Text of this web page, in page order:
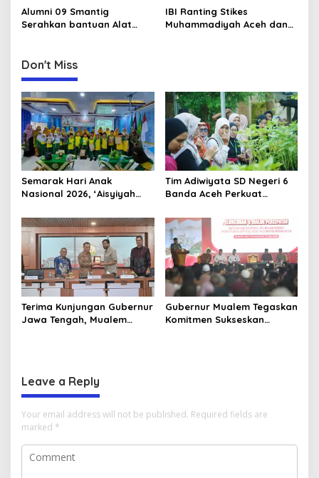
o
Aceh Bahas Kurikulum
Pendidikan Damai
Internasional di Malaysia
Alumni 09 Smantig
Serahkan bantuan Alat
IBI Ranting Stikes
Muhammadiyah Aceh dan
Don't Miss
Semarak Hari Anak
Nasional 2026, ‘Aisyiyah
Perlombaan Kreatif di
Universitas Ahmad Dahlan
Aceh
Tim Adiwiyata SD Negeri 6
Banda Aceh Perkuat
Kunjungan Lapangan “FOLU
Goes to School”
Terima Kunjungan Gubernur
Jawa Tengah, Mualem
Gubernur Mualem Tegaskan
Komitmen Sukseskan
Leave a Reply
Your email address will not be published. Required fields are
marked *